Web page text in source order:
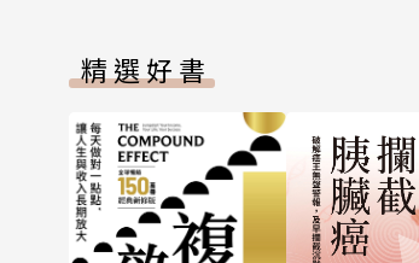
精選好書